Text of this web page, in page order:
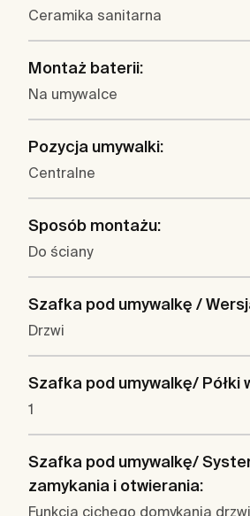
Ceramika sanitarna
Montaż baterii:
Na umywalce
Pozycja umywalki:
Centralne
Sposób montażu:
Do ściany
Szafka pod umywalkę /
Drzwi
Szafka pod umywalkę/ Półki
1
Szafka pod umywalkę/
zamykania i otwierania:
Funkcja cichego domykania drzwi